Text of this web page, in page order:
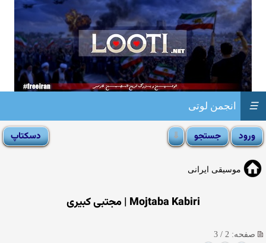
انجمن لوتی ☰
موسیقی ایرانی
Mojtaba Kabiri‎ | مجتبی کبیری
صفحه: 2 / 3